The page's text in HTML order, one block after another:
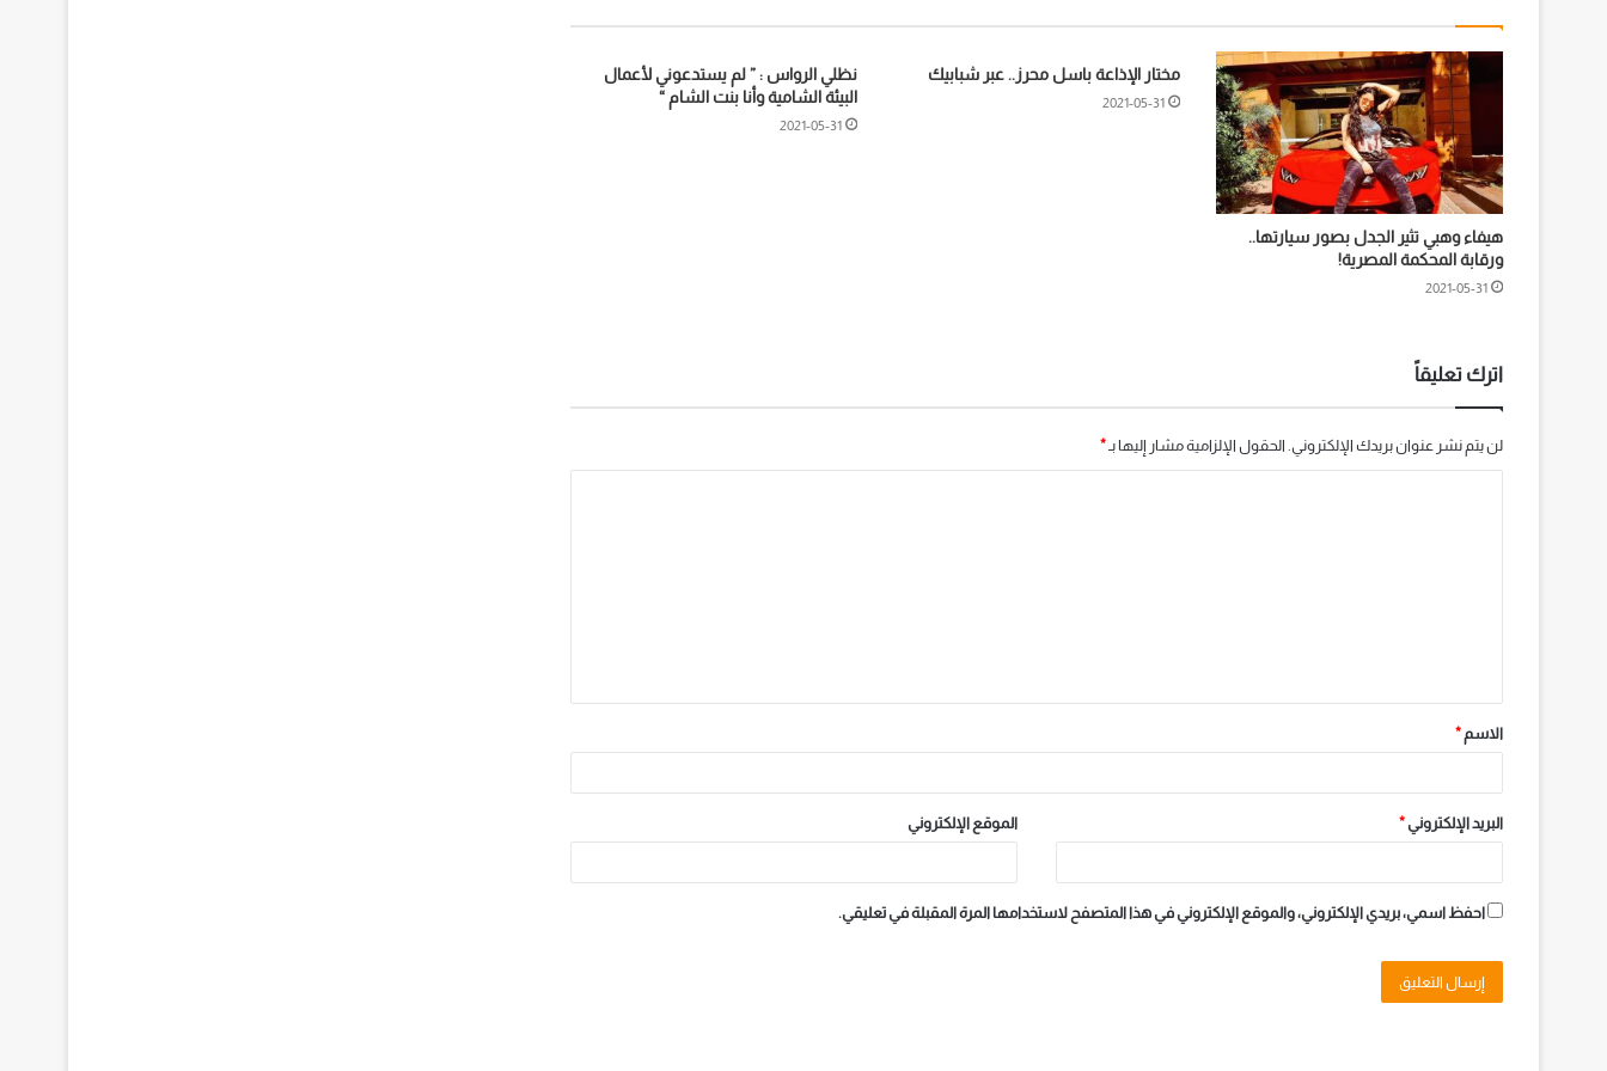
هيفاء وهبي تثير الجدل بصور سيارتها..
ورقابة المحكمة المصرية!
2021-05-31
مختار الإذاعة باسل محرز.. عبر شبابيك
2021-05-31
نظلي الرواس : ” لم يستدعوني لأعمال
البيئة الشامية وأنا بنت الشام “
2021-05-31
اترك تعليقاً
لن يتم نشر عنوان بريدك الإلكتروني. الحقول الإلزامية مشار إليها بـ *
الاسم *
البريد الإلكتروني * الموقع الإلكتروني
احفظ اسمي، بريدي الإلكتروني، والموقع الإلكتروني في هذا المتصفح لاستخدامها المرة المقبلة في تعليقي.